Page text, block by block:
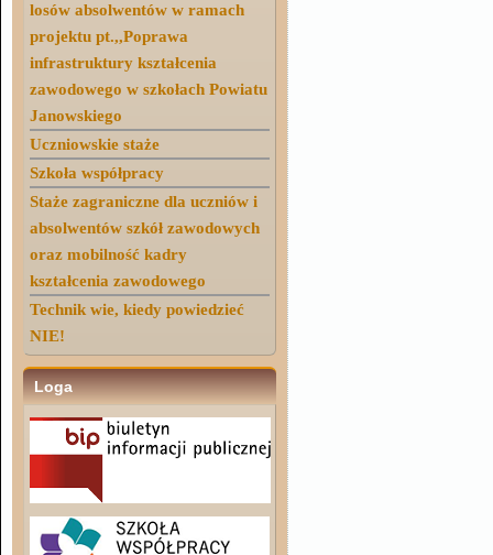
losów absolwentów w ramach
projektu pt.,,Poprawa
infrastruktury kształcenia
zawodowego w szkołach Powiatu
Janowskiego
Uczniowskie staże
Szkoła współpracy
Staże zagraniczne dla uczniów i
absolwentów szkół zawodowych
oraz mobilność kadry
kształcenia zawodowego
Technik wie, kiedy powiedzieć
NIE!
Loga